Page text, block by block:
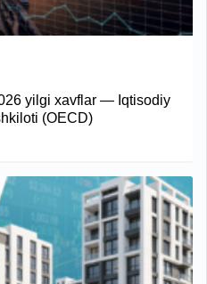
yilgi xavflar — Iqtisodiy
(OECD)